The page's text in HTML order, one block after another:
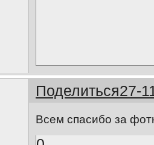
Поделиться27-
Всем спасибо за